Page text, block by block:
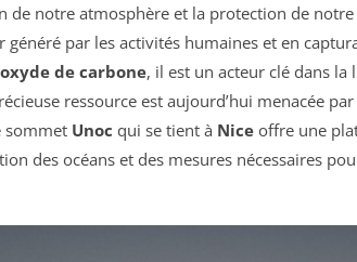
de notre atmosphère et la protection de
généré par les activités humaines et en
de carbone, il est un acteur clé dans
ressource est aujourd’hui menacée
sommet Unoc qui se tient à Nice offre une
des océans et des mesures nécessaires